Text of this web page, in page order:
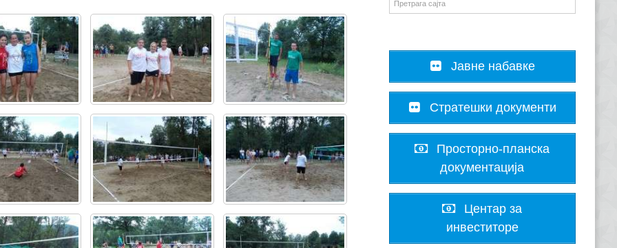
Јавне набавке
Стратешки документи
Просторно-планска
документација
Центар за
инвеститоре